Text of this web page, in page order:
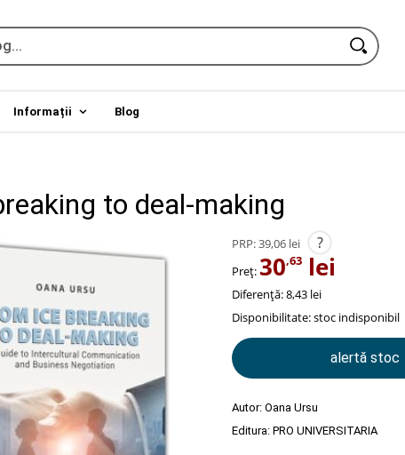
Informații Blog
to deal-making
PRP:39,06 lei ?
Preț: 30,63 lei
Diferență: 8,43 lei
Disponibilitate:stoc indisponibil
alertă stoc
Autor: Oana Ursu
Editura: PRO UNIVERSITARIA